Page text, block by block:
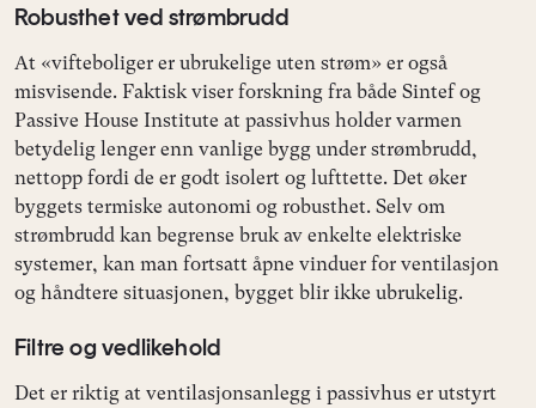
Robusthet ved strømbrudd
At «vifteboliger er ubrukelige uten strøm» er også
misvisende. Faktisk viser forskning fra både Sintef og
Passive House Institute at passivhus holder varmen
betydelig lenger enn vanlige bygg under strømbrudd,
nettopp fordi de er godt isolert og lufttette. Det øker
byggets termiske autonomi og robusthet. Selv om
strømbrudd kan begrense bruk av enkelte elektriske
systemer, kan man fortsatt åpne vinduer for ventilasjon
og håndtere situasjonen, bygget blir ikke ubrukelig.
Filtre og vedlikehold
Det er riktig at ventilasjonsanlegg i passivhus er utstyrt